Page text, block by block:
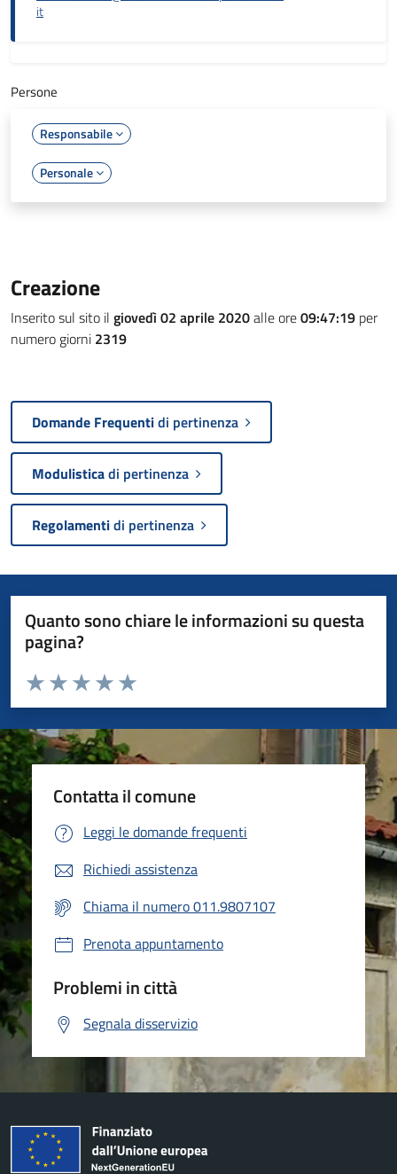
it
Persone
Responsabile
Personale
Creazione
Inserito sul sito il giovedì 02 aprile 2020alle ore09:47:19 per
numero giorni 2319
Domande Frequentidi pertinenza
Modulisticadi pertinenza
Regolamentidi pertinenza
Quanto sono chiare le informazioni su questa
pagina?
Valuta da 1 a 5 stelle la pagina
Valuta 5 stelle su 5
Valuta 4 stelle su 5
Valuta 3 stelle su 5
Valuta 2 stelle su 5
Valuta 1 stelle su 5
Contatta il comune
Leggi le domande frequenti
Richiedi assistenza
Chiama il numero 011.9807107
Prenota appuntamento
Problemi in città
Segnala disservizio